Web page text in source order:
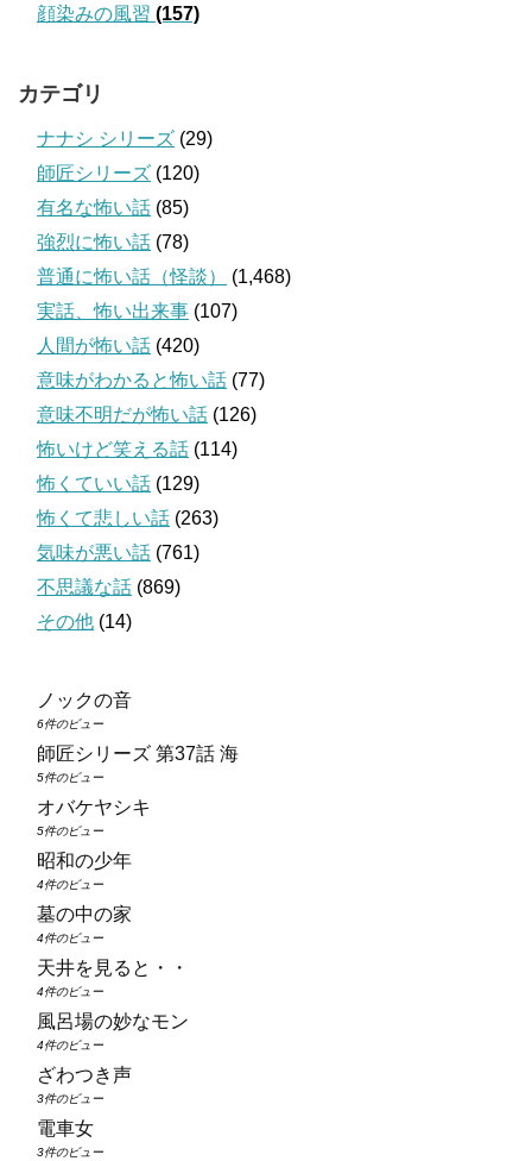
顔染みの風習 (157)
カテゴリ
ナナシ シリーズ (29)
師匠シリーズ (120)
有名な怖い話 (85)
強烈に怖い話 (78)
普通に怖い話（怪談）
(1,468)
実話、怖い出来事 (107)
人間が怖い話 (420)
意味がわかると怖い話 (77)
意味不明だが怖い話 (126)
怖いけど笑える話 (114)
怖くていい話 (129)
怖くて悲しい話 (263)
気味が悪い話 (761)
不思議な話 (869)
その他 (14)
ノックの音
6件のビュー
師匠シリーズ 第37話 海
5件のビュー
オバケヤシキ
5件のビュー
昭和の少年
4件のビュー
墓の中の家
4件のビュー
天井を見ると・・
4件のビュー
風呂場の妙なモン
4件のビュー
ざわつき声
3件のビュー
電車女
3件のビュー